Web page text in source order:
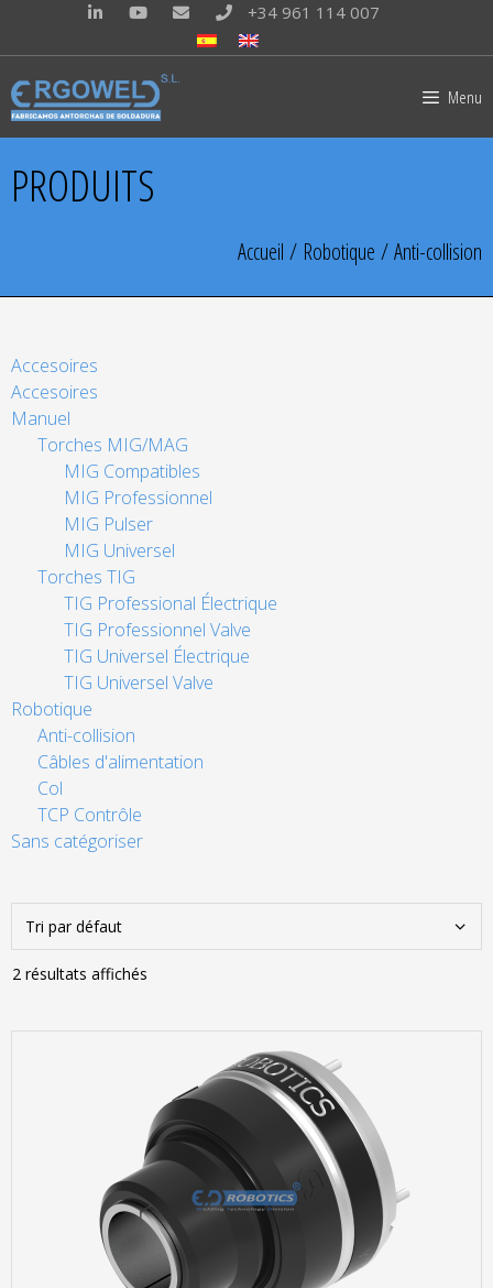
+34 961 114 007
Menu
PRODUITS
Accueil / Robotique / Anti-collision
Accesoires
Accesoires
Manuel
Torches MIG/MAG
MIG Compatibles
MIG Professionnel
MIG Pulser
MIG Universel
Torches TIG
TIG Professional Électrique
TIG Professionnel Valve
TIG Universel Électrique
TIG Universel Valve
Robotique
Anti-collision
Câbles d'alimentation
Col
TCP Contrôle
Sans catégoriser
2 résultats affichés